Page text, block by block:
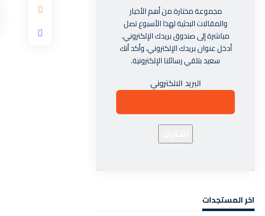
مجموعة مختارة من أهم الأخبار
والمقالات البحثية لهذا الأسبوع تصل
مباشرة إلى صندوق بريدك الإلكتروني.
أدخل عنوان بريدك الإلكتروني، وأكد أنك
سعيد بتلقي رسائلنا الإلكترونية.
البريد الالكتروني
اخر المستجدات